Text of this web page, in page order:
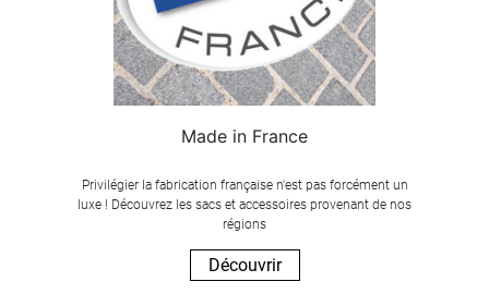
Made in France
Privilégier la fabrication française n'est pas forcément un
luxe ! Découvrez les sacs et accessoires provenant de nos
régions
Découvrir